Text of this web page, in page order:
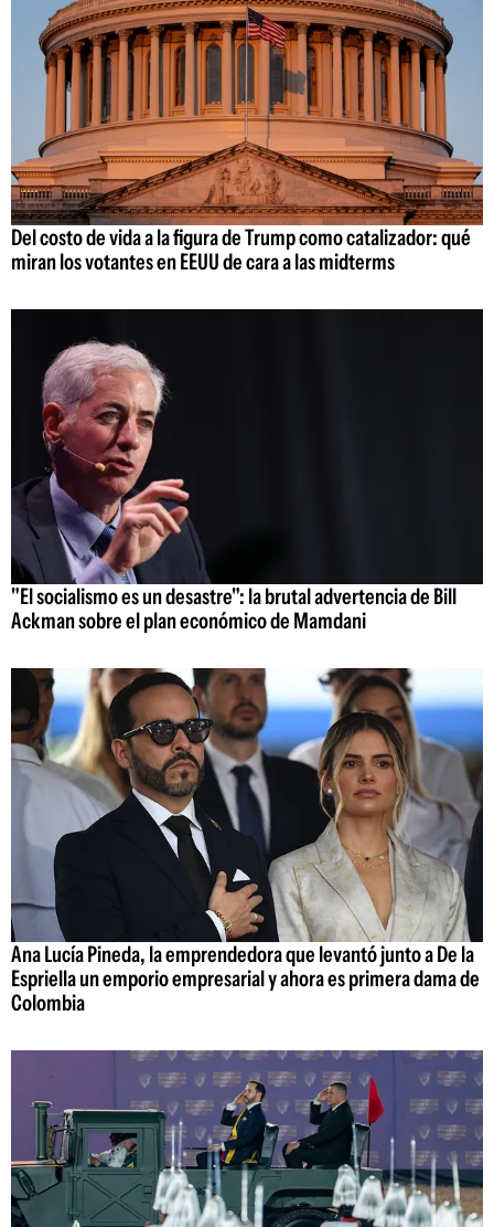
Del costo de vida a la figura de Trump como catalizador: qué
miran los votantes en EEUU de cara a las midterms
"El socialismo es un desastre": la brutal advertencia de Bill
Ackman sobre el plan económico de Mamdani
Ana Lucía Pineda, la emprendedora que levantó junto a De la
Espriella un emporio empresarial y ahora es primera dama de
Colombia